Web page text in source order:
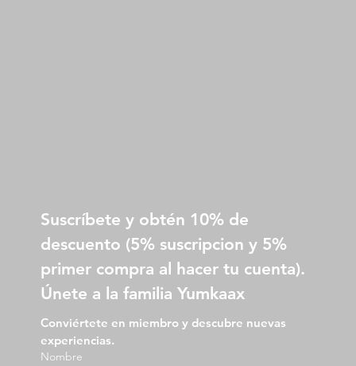
Suscríbete y obtén 10% de
descuento (5% suscripcion y 5%
primer compra al hacer tu cuenta).
Únete a la familia Yumkaax
Conviértete en miembro y descubre nuevas
experiencias.
Nombre